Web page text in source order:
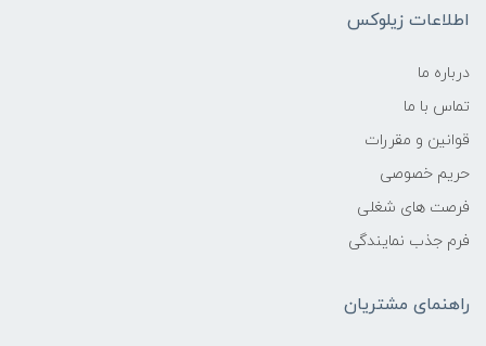
اطلاعات زیلوکس
درباره ما
تماس با ما
قوانین و مقررات
حریم خصوصی
فرصت های شغلی
فرم جذب نمایندگی
راهنمای مشتریان